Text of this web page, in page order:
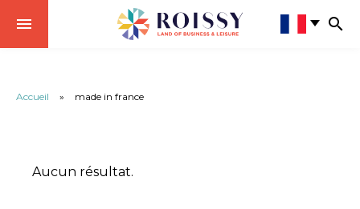
Accueil » made in france
Aucun résultat.